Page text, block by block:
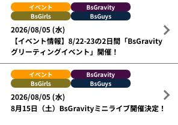
イベント
BsGravity
BsGirls
BsGuys
2026/08/05 (水)
【イベント情報】8/22-23の2日間「BsGravity
グリーティングイベント」開催！
イベント
BsGravity
BsGirls
BsGuys
2026/08/05 (水)
8月15日（土）BsGravityミニライブ開催決定！